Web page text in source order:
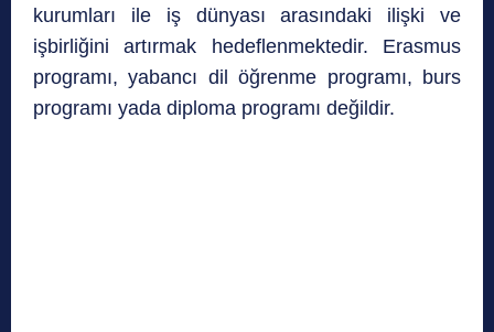
kurumları ile iş dünyası arasındaki ilişki ve
işbirliğini artırmak hedeflenmektedir. Erasmus
programı, yabancı dil öğrenme programı, burs
programı yada diploma programı değildir.